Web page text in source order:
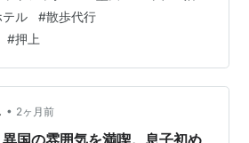
のペットホテルをご紹介します。
） 2. Toutou（トゥートゥー） 3. ト
+wan ペットホテル以外という選
めペットホテルをもっと見る 1.
101（ワンオーワン） ペットホ…
テル #散歩代行
#押上
• 2ヶ月前
異国の雰囲気を満喫。息子初め